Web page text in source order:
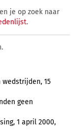
je op zoek naar
.
15
nden geen
1 april 2000,